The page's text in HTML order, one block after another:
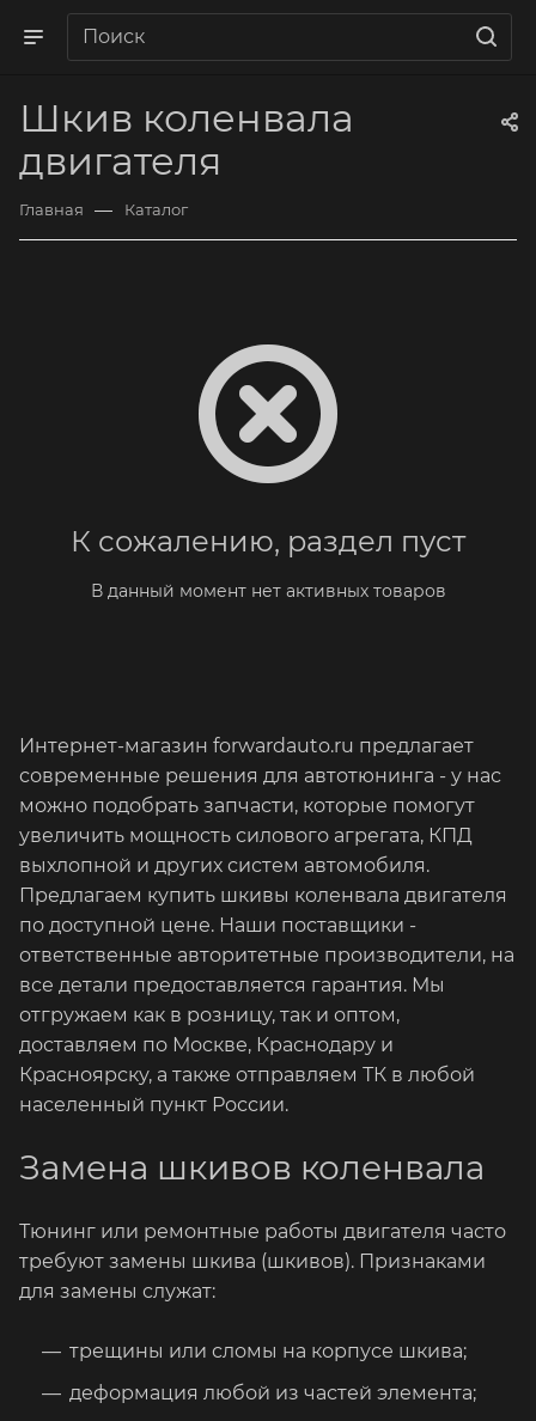
Шкив коленвала
двигателя
Главная — Каталог
К сожалению, раздел пуст
В данный момент нет активных товаров
Интернет-магазин forwardauto.ru предлагает
современные решения для автотюнинга - у нас
можно подобрать запчасти, которые помогут
увеличить мощность силового агрегата, КПД
выхлопной и других систем автомобиля.
Предлагаем купить шкивы коленвала двигателя
по доступной цене. Наши поставщики -
ответственные авторитетные производители, на
все детали предоставляется гарантия. Мы
отгружаем как в розницу, так и оптом,
доставляем по Москве, Краснодару и
Красноярску, а также отправляем ТК в любой
населенный пункт России.
Замена шкивов коленвала
Тюнинг или ремонтные работы двигателя часто
требуют замены шкива (шкивов). Признаками
для замены служат:
трещины или сломы на корпусе шкива;
деформация любой из частей элемента;